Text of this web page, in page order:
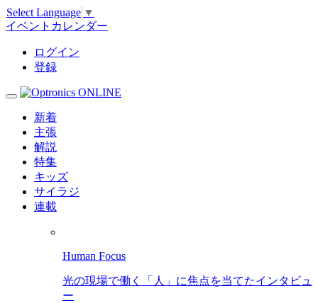
Select Language ▼
イベントカレンダー
ログイン
登録
新着
主張
解説
特集
キッズ
サイラジ
連載
Human Focus
光の現場で働く「人」に焦点を当てたインタビュ
ー